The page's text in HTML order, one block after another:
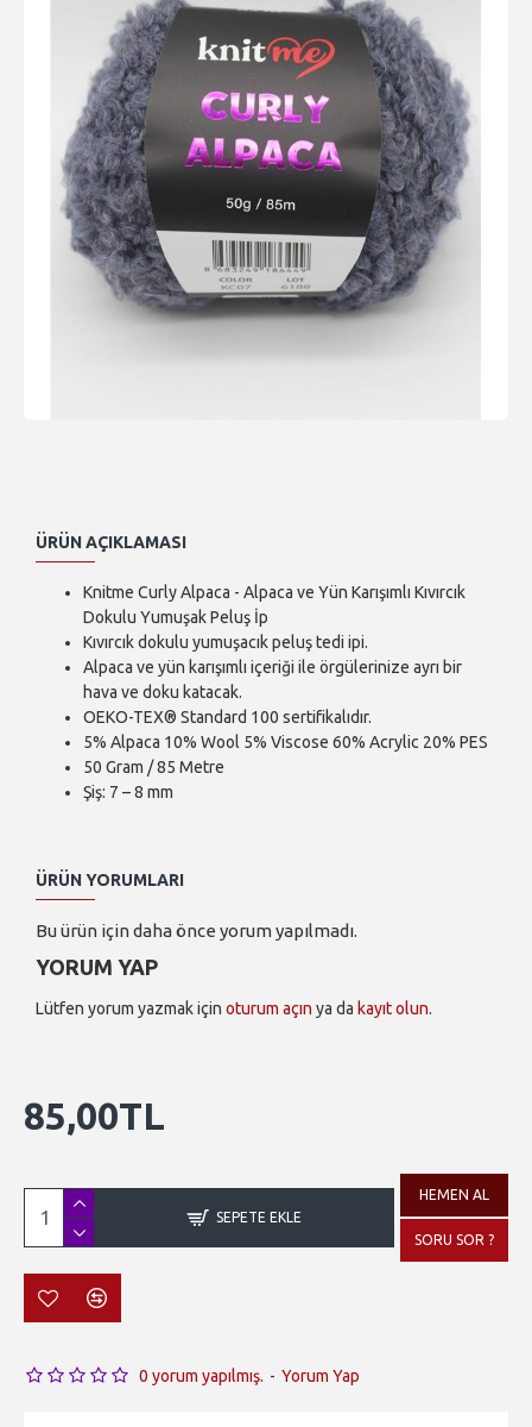
ÜRÜN AÇIKLAMASI
Knitme Curly Alpaca - Alpaca ve Yün Karışımlı Kıvırcık
Dokulu Yumuşak Peluş İp
Kıvırcık dokulu yumuşacık peluş tedi ipi.
Alpaca ve yün karışımlı içeriği ile örgülerinize ayrı bir
hava ve doku katacak.
OEKO-TEX® Standard 100 sertifikalıdır.
5% Alpaca 10% Wool 5% Viscose 60% Acrylic 20% PES
50 Gram / 85 Metre
Şiş: 7 – 8 mm
ÜRÜN YORUMLARI
Bu ürün için daha önce yorum yapılmadı.
YORUM YAP
Lütfen yorum yazmak için oturum açın ya da kayıt olun.
0 yorum yapılmış. - Yorum Yap
85,00TL
SEPETE EKLE
HEMEN AL
SORU SOR ?